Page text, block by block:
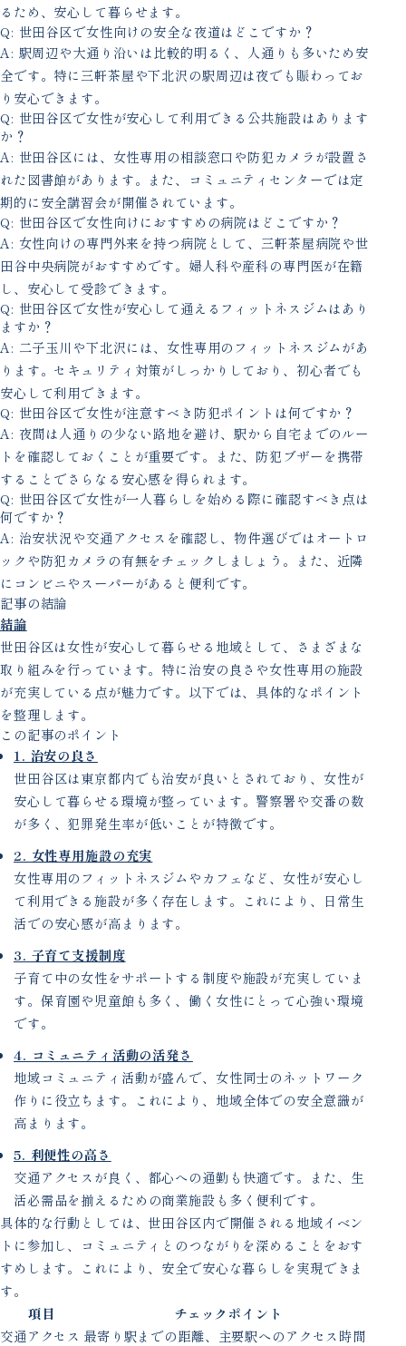
るため、安心して暮らせます。
Q: 世田谷区で女性向けの安全な夜道はどこですか？
A: 駅周辺や大通り沿いは比較的明るく、人通りも多いため安
全です。特に三軒茶屋や下北沢の駅周辺は夜でも賑わってお
り安心できます。
Q: 世田谷区で女性が安心して利用できる公共施設はあります
か？
A: 世田谷区には、女性専用の相談窓口や防犯カメラが設置さ
れた図書館があります。また、コミュニティセンターでは定
期的に安全講習会が開催されています。
Q: 世田谷区で女性向けにおすすめの病院はどこですか？
A: 女性向けの専門外来を持つ病院として、三軒茶屋病院や世
田谷中央病院がおすすめです。婦人科や産科の専門医が在籍
し、安心して受診できます。
Q: 世田谷区で女性が安心して通えるフィットネスジムはあり
ますか？
A: 二子玉川や下北沢には、女性専用のフィットネスジムがあ
ります。セキュリティ対策がしっかりしており、初心者でも
安心して利用できます。
Q: 世田谷区で女性が注意すべき防犯ポイントは何ですか？
A: 夜間は人通りの少ない路地を避け、駅から自宅までのルー
トを確認しておくことが重要です。また、防犯ブザーを携帯
することでさらなる安心感を得られます。
Q: 世田谷区で女性が一人暮らしを始める際に確認すべき点は
何ですか？
A: 治安状況や交通アクセスを確認し、物件選びではオートロ
ックや防犯カメラの有無をチェックしましょう。また、近隣
にコンビニやスーパーがあると便利です。
記事の結論
結論
世田谷区は女性が安心して暮らせる地域として、さまざまな
取り組みを行っています。特に治安の良さや女性専用の施設
が充実している点が魅力です。以下では、具体的なポイント
を整理します。
この記事のポイント
1. 治安の良さ
世田谷区は東京都内でも治安が良いとされており、女性が
安心して暮らせる環境が整っています。警察署や交番の数
が多く、犯罪発生率が低いことが特徴です。
2. 女性専用施設の充実
女性専用のフィットネスジムやカフェなど、女性が安心し
て利用できる施設が多く存在します。これにより、日常生
活での安心感が高まります。
3. 子育て支援制度
子育て中の女性をサポートする制度や施設が充実していま
す。保育園や児童館も多く、働く女性にとって心強い環境
です。
4. コミュニティ活動の活発さ
地域コミュニティ活動が盛んで、女性同士のネットワーク
作りに役立ちます。これにより、地域全体での安全意識が
高まります。
5. 利便性の高さ
交通アクセスが良く、都心への通勤も快適です。また、生
活必需品を揃えるための商業施設も多く便利です。
具体的な行動としては、世田谷区内で開催される地域イベン
トに参加し、コミュニティとのつながりを深めることをおす
すめします。これにより、安全で安心な暮らしを実現できま
す。
項目
チェックポイント
交通アクセス 最寄り駅までの距離、主要駅へのアクセス時間